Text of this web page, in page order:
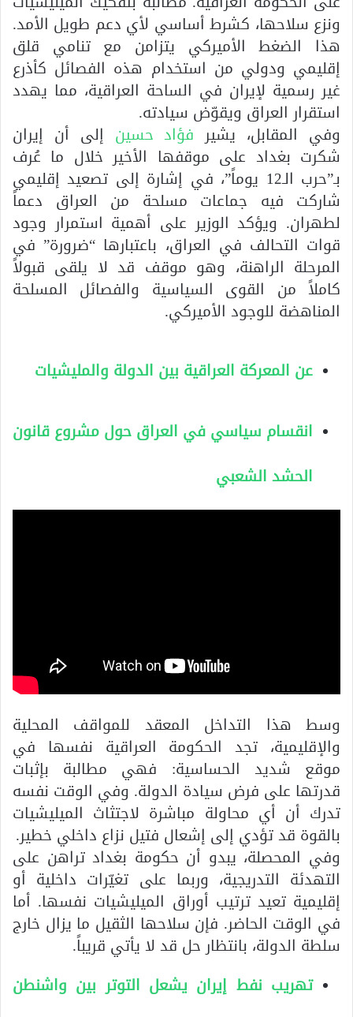
ونزع سلاحها، كشرط أساسي لأي دعم طويل الأمد.
هذا الضغط الأميركي يتزامن مع تنامي قلق
إقليمي ودولي من استخدام هذه الفصائل كأذرع
غير رسمية لإيران في الساحة العراقية، مما يهدد
استقرار العراق ويقوّض سيادته.
وفي المقابل، يشير فؤاد حسين إلى أن إيران
شكرت بغداد على موقفها الأخير خلال ما عُرف
بـ”حرب الـ12 يوماً”، في إشارة إلى تصعيد إقليمي
شاركت فيه جماعات مسلحة من العراق دعماً
لطهران. ويؤكد الوزير على أهمية استمرار وجود
قوات التحالف في العراق، باعتبارها “ضرورة” في
المرحلة الراهنة، وهو موقف قد لا يلقى قبولاً
كاملاً من القوى السياسية والفصائل المسلحة
المناهضة للوجود الأميركي.
عن المعركة العراقية بين الدولة والمليشيات
انقسام سياسي في العراق حول مشروع قانون
الحشد الشعبي
وسط هذا التداخل المعقد للمواقف المحلية
والإقليمية، تجد الحكومة العراقية نفسها في
موقع شديد الحساسية: فهي مطالبة بإثبات
قدرتها على فرض سيادة الدولة. وفي الوقت نفسه
تدرك أن أي محاولة مباشرة لاجتثاث الميليشيات
بالقوة قد تؤدي إلى إشعال فتيل نزاع داخلي خطير.
وفي المحصلة، يبدو أن حكومة بغداد تراهن على
التهدئة التدريجية، وربما على تغيّرات داخلية أو
إقليمية تعيد ترتيب أوراق الميليشيات نفسها. أما
في الوقت الحاضر. فإن سلاحها الثقيل ما يزال خارج
سلطة الدولة، بانتظار حل قد لا يأتي قريباً.
تهريب نفط إيران يشعل التوتر بين واشنطن